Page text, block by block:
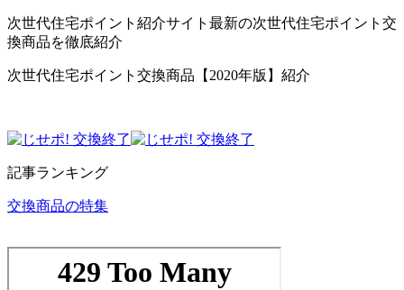
次世代住宅ポイント紹介サイト最新の次世代住宅ポイント交
換商品を徹底紹介
次世代住宅ポイント交換商品【2020年版】紹介
記事ランキング
交換商品の特集